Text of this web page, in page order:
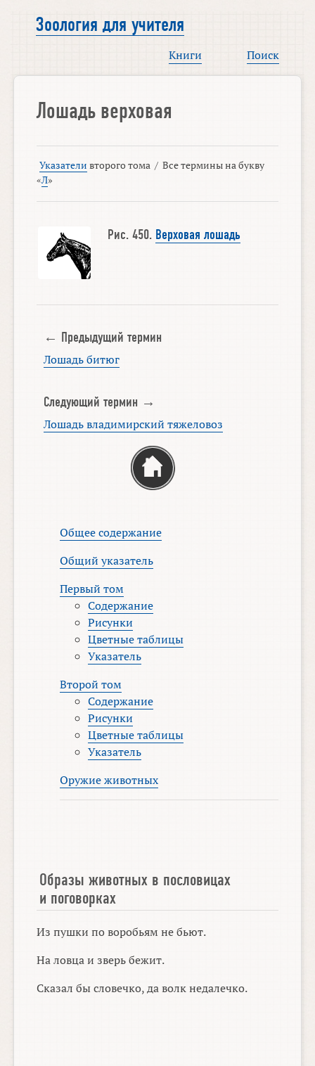
Зоология для учителя
Книги Поиск
Лошадь верховая
Указатели второго тома / Все термины на букву
«Л»
Рис. 450. Верховая лошадь
← Предыдущий термин
Лошадь битюг
Следующий термин →
Лошадь владимирский тяжеловоз
Общее содержание
Общий указатель
Первый том
Содержание
Рисунки
Цветные таблицы
Указатель
Второй том
Содержание
Рисунки
Цветные таблицы
Указатель
Оружие животных
Образы животных в пословицах
и поговорках
Из пушки по воробьям не бьют.
На ловца и зверь бежит.
Сказал бы словечко, да волк недалечко.